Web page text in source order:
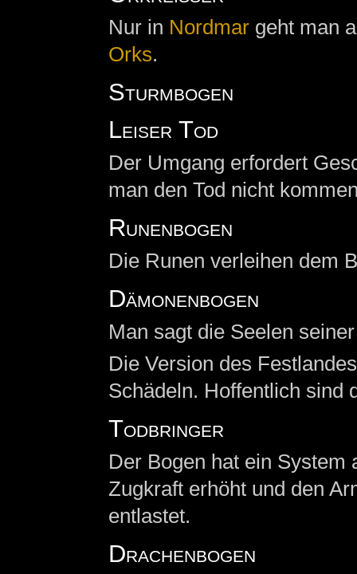
Nur in Nordmargeht man
Orks.
Sturmbogen
Leiser Tod
Der Umgang erfordert
man den Tod nicht
Runenbogen
Die Runen verleihen dem
Dämonenbogen
Man sagt die Seelen
Die Version des
Schädeln. Hoffentlich sind
Todbringer
Der Bogen hat ein System
Zugkraft erhöht und den
entlastet.
Drachenbogen